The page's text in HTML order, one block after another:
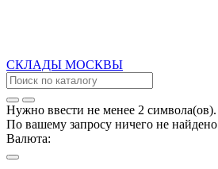
СКЛАДЫ МОСКВЫ
Нужно ввести не менее 2 символа(ов).
По вашему запросу ничего не найдено
Валюта: